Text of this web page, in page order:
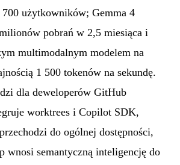
użytkowników; Gemma 4
pobrań w 2,5 miesiąca i
multimodalnym modelem na
1 500 tokenów na sekundę.
dla deweloperów GitHub
worktrees i Copilot SDK,
do ogólnej dostępności,
wnosi semantyczną inteligencję do